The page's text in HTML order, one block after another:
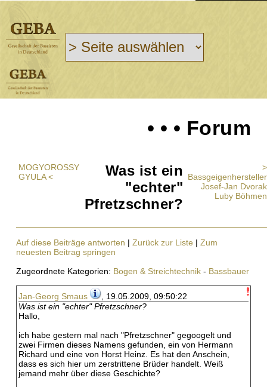
• • • Forum
MOGYOROSSY
GYULA <
Was ist ein
"echter"
Pfretzschner?
>
Bassgeigenhersteller
Josef-Jan Dvorak
Luby Böhmen
Auf diese Beiträge antworten | Zurück zur Liste | Zum
neuesten Beitrag springen
Zugeordnete Kategorien: Bogen & Streichtechnik - Bassbauer
Jan-Georg Smaus
, 19.05.2009, 09:50:22
Was ist ein "echter" Pfretzschner?
Hallo,
ich habe gestern mal nach "Pfretzschner" gegoogelt und
zwei Firmen dieses Namens gefunden, ein von Hermann
Richard und eine von Horst Heinz. Es hat den Anschein,
dass es sich hier um zerstrittene Brüder handelt. Weiß
jemand mehr über diese Geschichte?